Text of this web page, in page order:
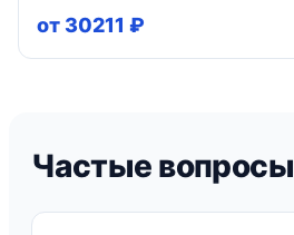
от 30211 ₽
Частые вопросы